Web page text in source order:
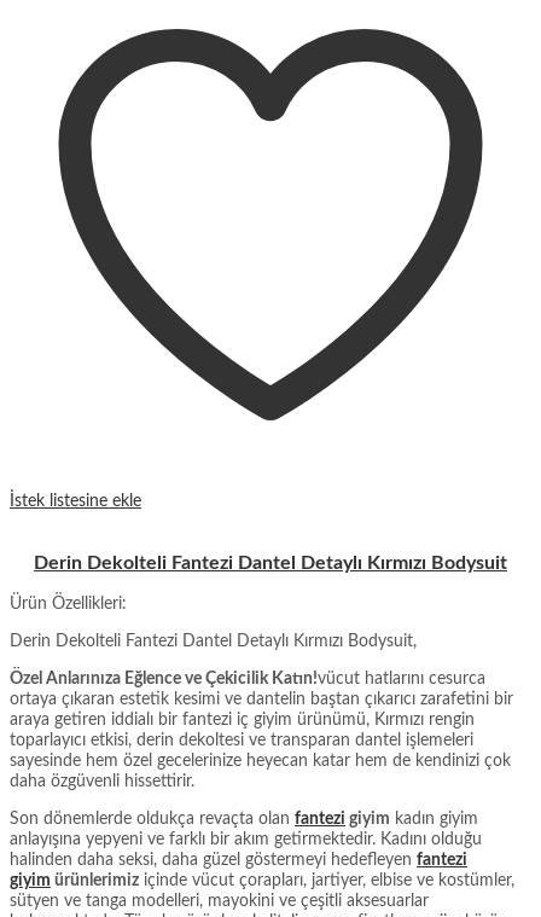
İstek listesine ekle
Derin Dekolteli Fantezi Dantel Detaylı Kırmızı Bodysuit
Ürün Özellikleri:
Derin Dekolteli Fantezi Dantel Detaylı Kırmızı Bodysuit,
Özel Anlarınıza Eğlence ve Çekicilik Katın!vücut hatlarını cesurca
ortaya çıkaran estetik kesimi ve dantelin baştan çıkarıcı zarafetini bir
araya getiren iddialı bir fantezi iç giyim ürünümü, Kırmızı rengin
toparlayıcı etkisi, derin dekoltesi ve transparan dantel işlemeleri
sayesinde hem özel gecelerinize heyecan katar hem de kendinizi çok
daha özgüvenli hissettirir.
Son dönemlerde oldukça revaçta olan fantezi giyim kadın giyim
anlayışına yepyeni ve farklı bir akım getirmektedir. Kadını olduğu
halinden daha seksi, daha güzel göstermeyi hedefleyen fantezi
giyim ürünlerimiz içinde vücut çorapları, jartiyer, elbise ve kostümler,
sütyen ve tanga modelleri, mayokini ve çeşitli aksesuarlar